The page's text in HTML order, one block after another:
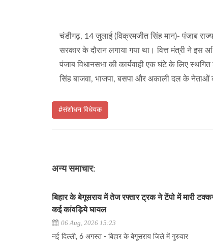
चंडीगढ़, 14 जुलाई (विक्रमजीत सिंह मान)- पंजाब
सरकार के दौरान लगाया गया था। वित्त मंत्री ने इस
पंजाब विधानसभा की कार्यवाही एक घंटे के लिए
सिंह बाजवा, भाजपा, बसपा और अकाली दल के
#संशोधन विधेयक
अन्य समाचार:
बिहार के बेगूसराय में तेज रफ्तार ट्रक ने टेंपो में मारी
कई कांवड़िये घायल
06 Aug, 2026 15:23
नई दिल्ली, 6 अगस्त - बिहार के बेगूसराय जिले में गुरुवार